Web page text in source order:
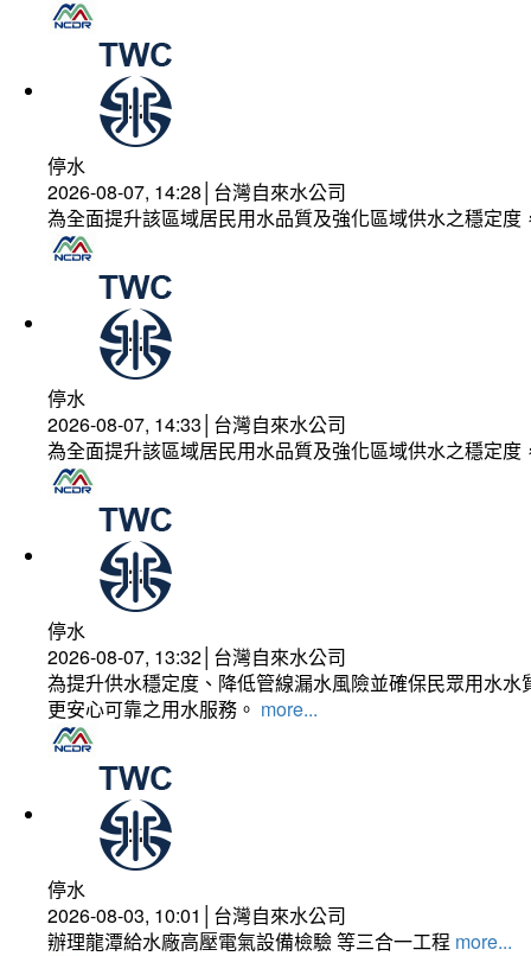
停水
2026-08-07, 14:28│台灣自來水公司
為全面提升該區域居民用水品質及強化區域供水之穩定
停水
2026-08-07, 14:33│台灣自來水公司
為全面提升該區域居民用水品質及強化區域供水之穩定
停水
2026-08-07, 13:32│台灣自來水公司
為提升供水穩定度、降低管線漏水風險並確保民眾用水
更安心可靠之用水服務。 more...
停水
2026-08-03, 10:01│台灣自來水公司
辦理龍潭給水廠高壓電氣設備檢驗 等三合一工程 more...